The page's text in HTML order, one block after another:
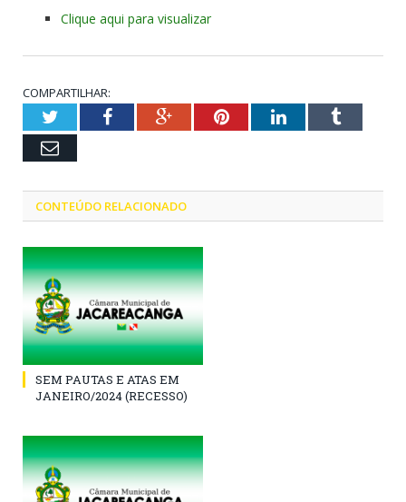
Clique aqui para visualizar
COMPARTILHAR:
TwitterFacebookGoogle+PinterestLinkedInTumblr
Email
CONTEÚDO RELACIONADO
SEM PAUTAS E ATAS EM
JANEIRO/2024 (RECESSO)